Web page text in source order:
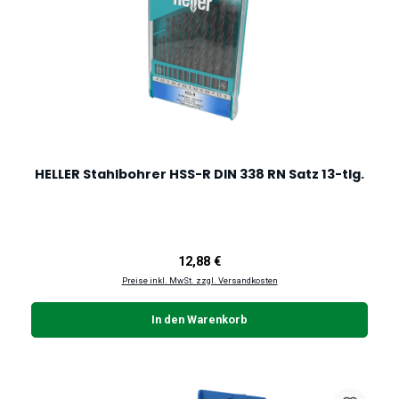
HELLER Stahlbohrer HSS-R DIN 338 RN Satz 13-tlg.
Regulärer Preis:
12,88 €
Preise inkl. MwSt. zzgl. Versandkosten
In den Warenkorb